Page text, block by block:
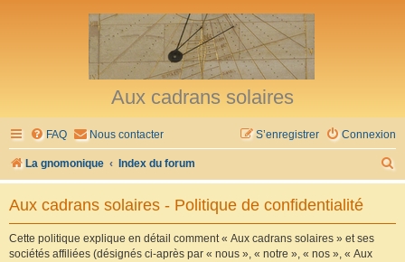
Aux cadrans solaires
FAQ Nous contacter Connexion
S’enregistrer
La gnomonique Index du forum
e
Aux cadrans solaires - Politique de confidentialité
Cette politique explique en détail comment « Aux cadrans solaires » et ses
sociétés affiliées (désignés ci-après par « nous », « notre », « nos », « Aux